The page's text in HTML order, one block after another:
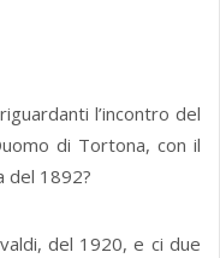
l’incontro del
di Tortona, con il
del 1892?
del 1920, e ci due